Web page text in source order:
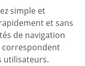
simple et
et sans
de navigation
correspondent
utilisateurs.